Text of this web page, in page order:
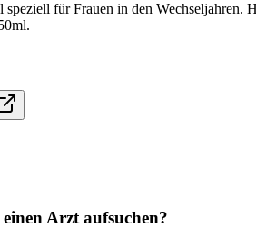
speziell für Frauen in den
Arzt aufsuchen?